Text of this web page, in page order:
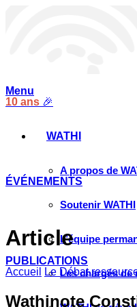
10 ans 🎉
ÉVÉNEMENTS
PUBLICATIONS
Menu
WATHI
A propos de
Soutenir WATHI
L’équipe
Les chargés de
Article
Accueil Le Débat
Wathinote